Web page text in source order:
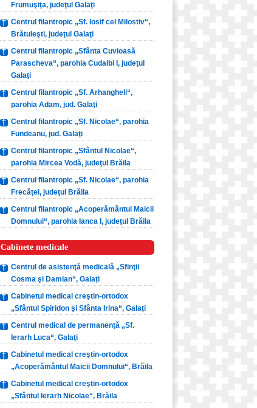
Frumuşiţa, judeţul Galaţi
Centrul filantropic „Sf. Iosif cel Milostiv“,
Brătuleşti, judeţul Galaţi
Centrul filantropic „Sfânta Cuvioasă
Parascheva“, parohia Cudalbi I, judeţul
Galaţi
Centrul filantropic „Sf. Arhangheli“,
parohia Adam, jud. Galaţi
Centrul filantropic „Sf. Nicolae“, parohia
Fundeanu, jud. Galaţi
Centrul filantropic „Sfântul Nicolae“,
parohia Mircea Vodă, judeţul Brăila
Centrul filantropic „Sf. Nicolae“, parohia
Frecăţei, judeţul Brăila
Centrul filantropic „Acoperământul Maicii
Domnului“, parohia Ianca I, judeţul Brăila
Cabinete medicale
Centrul de asistenţă medicală „Sfinţii
Cosma şi Damian“, Galați
Cabinetul medical creştin-ortodox
„Sfântul Spiridon şi Sfânta Irina“, Galați
Centrul medical de permanenţă „Sf.
Ierarh Luca“, Galaţi
Cabinetul medical creştin-ortodox
„Acoperământul Maicii Domnului“, Brăila
Cabinetul medical creştin-ortodox
„Sfântul Ierarh Nicolae“, Brăila